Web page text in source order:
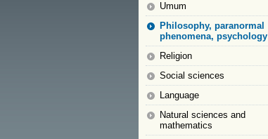
Umum
Philosophy, paranormal
phenomena, psychology
Religion
Social sciences
Language
Natural sciences and
mathematics